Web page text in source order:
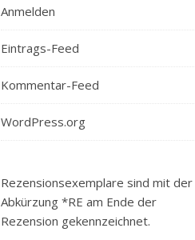
Anmelden
Eintrags-Feed
Kommentar-Feed
WordPress.org
Rezensionsexemplare sind mit der
Abkürzung *RE am Ende der
Rezension gekennzeichnet.